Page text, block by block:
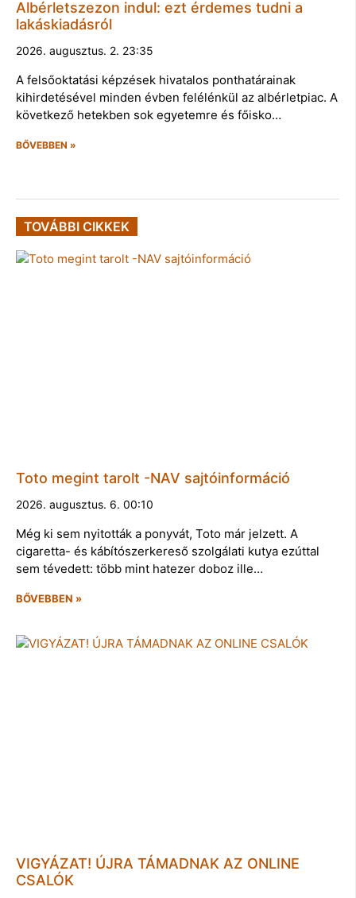
Albérletszezon indul: ezt érdemes tudni a
lakáskiadásról
2026. augusztus. 2. 23:35
A felsőoktatási képzések hivatalos ponthatárainak
kihirdetésével minden évben felélénkül az albérletpiac. A
következő hetekben sok egyetemre és főisko…
BŐVEBBEN »
TOVÁBBI CIKKEK
Toto megint tarolt -NAV sajtóinformáció
2026. augusztus. 6. 00:10
Még ki sem nyitották a ponyvát, Toto már jelzett. A
cigaretta- és kábítószerkereső szolgálati kutya ezúttal
sem tévedett: több mint hatezer doboz ille…
BŐVEBBEN »
VIGYÁZAT! ÚJRA TÁMADNAK AZ ONLINE
CSALÓK